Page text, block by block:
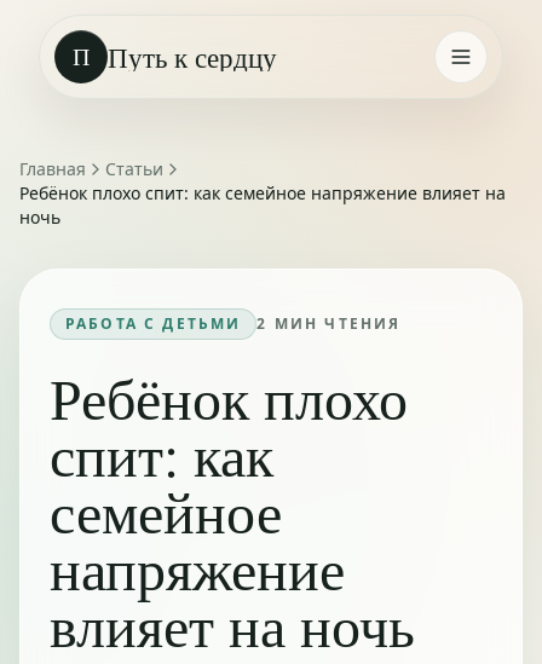
П Путь к сердцу
Главная
Статьи
Ребёнок плохо спит: как семейное напряжение влияет на
ночь
РАБОТА С ДЕТЬМИ 2 МИН ЧТЕНИЯ
Ребёнок плохо
спит: как
семейное
напряжение
влияет на ночь